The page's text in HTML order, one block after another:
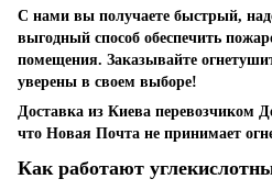
С нами вы получаете быстрый,
выгодный способ обеспечить
помещения. Заказывайте
уверены в своем выборе!
Доставка из Киева перевозчиком
что Новая Почта не принимает
Как работают